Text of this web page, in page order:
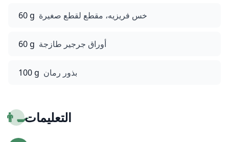
60 g خس فريزيه، مقطع لقطع صغيرة
60 g أوراق جرجير طازجة
100 g بذور رمان
👨‍🍳التعليمات